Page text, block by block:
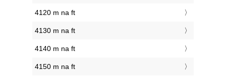
4120 m na ft
4130 m na ft
4140 m na ft
4150 m na ft